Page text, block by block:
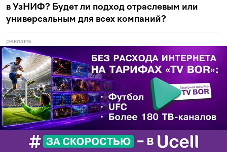
в УзНИФ? Будет ли подход отраслевым или
универсальным для всех компаний?
реклама